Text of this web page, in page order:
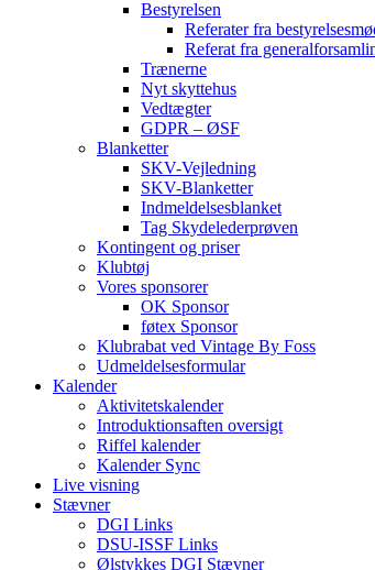
Bestyrelsen
Referater fra
Referat fra
Trænerne
Nyt skyttehus
Vedtægter
GDPR – ØSF
Blanketter
SKV-Vejledning
SKV-Blanketter
Indmeldelsesblanket
Tag Skydelederprøven
Kontingent og priser
Klubtøj
Vores sponsorer
OK Sponsor
føtex Sponsor
Klubrabat ved Vintage By Foss
Udmeldelsesformular
Kalender
Aktivitetskalender
Introduktionsaften oversigt
Riffel kalender
Kalender Sync
Live visning
Stævner
DGI Links
DSU-ISSF Links
Ølstykkes DGI Stævner